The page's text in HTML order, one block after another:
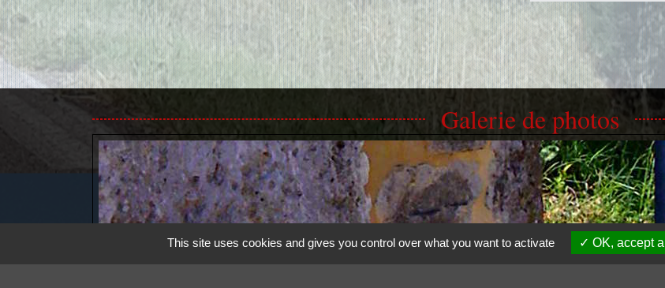
Galerie de photos
This site uses cookies and gives you control over what you want to activate OK, accept all